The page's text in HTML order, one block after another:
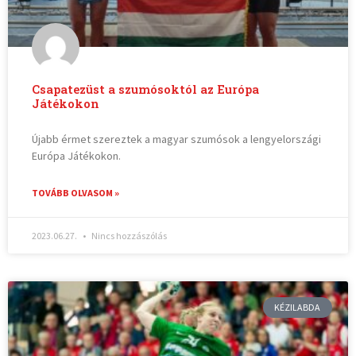
Csapatezüst a szumósoktól az Európa
Játékokon
Újabb érmet szereztek a magyar szumósok a lengyelországi
Európa Játékokon.
TOVÁBB OLVASOM »
2023.06.27. Nincs hozzászólás
KÉZILABDA